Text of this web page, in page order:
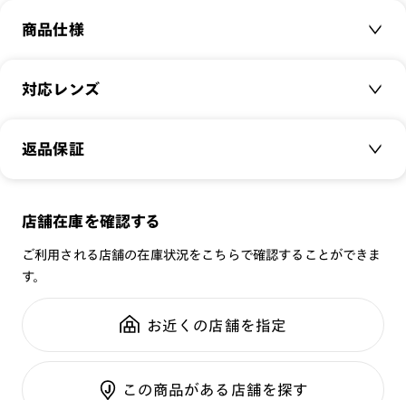
の1本です。
※鼻パッドの仕様変更により、画像と違う形状の鼻パッドで作
商品仕様
商品名：
サイズ：
シリーズ： TODAY
性別： MEN
鼻パッド：
テンプル：チタン合金（βチタン）
対応レンズ
クリアレンズ（常用・老眼鏡用）
JINS SCREEN
可視光調光UVダブルカットレンズ
可視光調光SCREEN
調光レンズ
調光UVダブルカット
調光SCREEN
くもり止めレンズ
返品保証
メガネの度数が合わなくなっても、
全国の店舗で無料フィッティング
修理のご相談もいつでもお気軽に
ご利用ガイド
店舗在庫を確認する
ご利用される店舗の在庫状況をこちらで確認することができま
す。
お近くの店舗を指定
この商品がある店舗を探す